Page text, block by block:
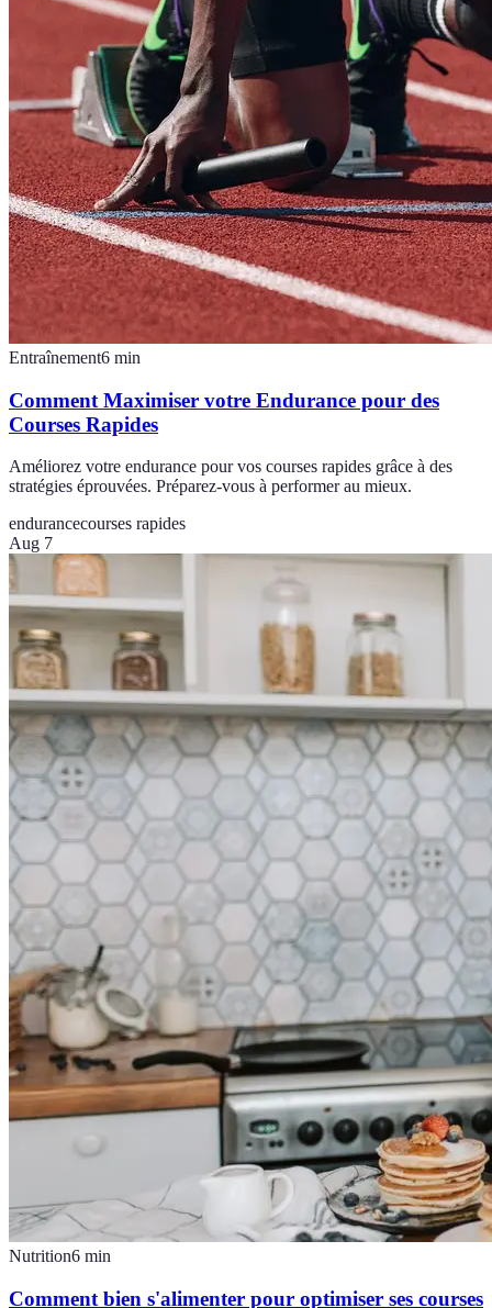
Entraînement6 min
Comment Maximiser votre Endurance pour des
Courses Rapides
Améliorez votre endurance pour vos courses rapides grâce à des
stratégies éprouvées. Préparez-vous à performer au mieux.
endurancecourses rapides
Aug 7
Nutrition6 min
Comment bien s'alimenter pour optimiser ses courses